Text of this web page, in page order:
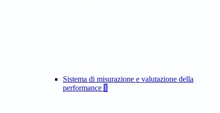
Sistema di misurazione e valutazione della
performance 1